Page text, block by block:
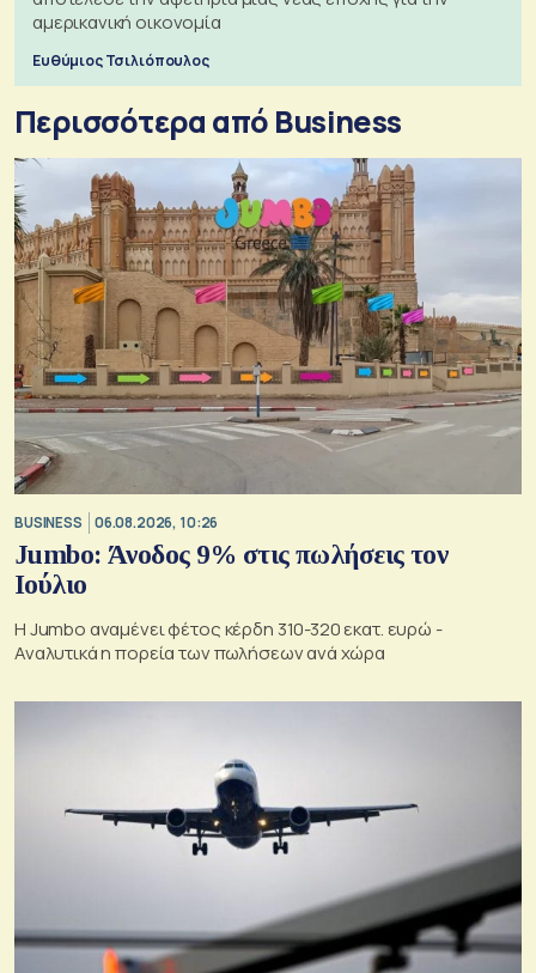
αμερικανική οικονομία
Ευθύμιος Τσιλιόπουλος
Περισσότερα από Business
BUSINESS 06.08.2026, 10:26
Jumbo: Άνοδος 9% στις πωλήσεις τον
Ιούλιο
Η Jumbo αναμένει φέτος κέρδη 310-320 εκατ. ευρώ -
Αναλυτικά η πορεία των πωλήσεων ανά χώρα